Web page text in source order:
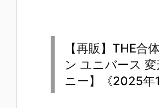
【再販】THE合
ン ユニバース
ニー】《2025年